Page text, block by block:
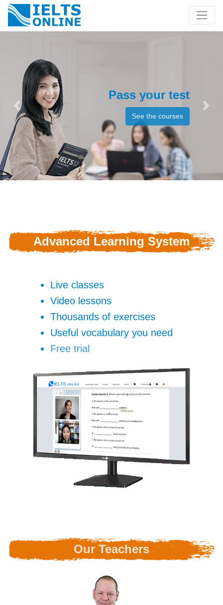
Pass your test
See the courses
Previous Next
Advanced Learning System
Live classes
Video lessons
Thousands of exercises
Useful vocabulary you need
Free trial
Our Teachers